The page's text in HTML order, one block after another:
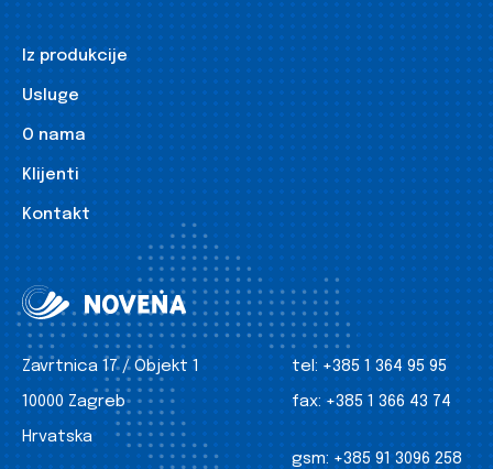
Iz produkcije
Usluge
O nama
Klijenti
Kontakt
Zavrtnica 17 / Objekt 1
10000 Zagreb
Hrvatska
tel: +385 1 364 95 95
fax: +385 1 366 43 74
gsm: +385 91 3096 258